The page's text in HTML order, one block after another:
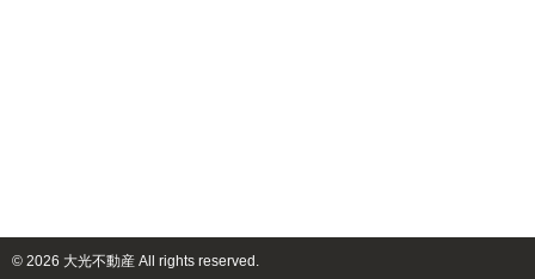
© 2026 大光不動産 All rights reserved.